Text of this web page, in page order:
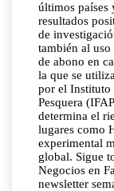
últimos países
resultados
de
también al
de abono en
la que se
por el
Pesquera
determina el
lugares como
experimental
global. Sigue
Negocios en
newsletter